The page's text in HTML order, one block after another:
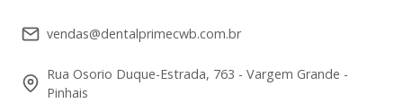
vendas@dentalprimecwb.com.br
Rua Osorio Duque-Estrada, 763 - Vargem Grande -
Pinhais